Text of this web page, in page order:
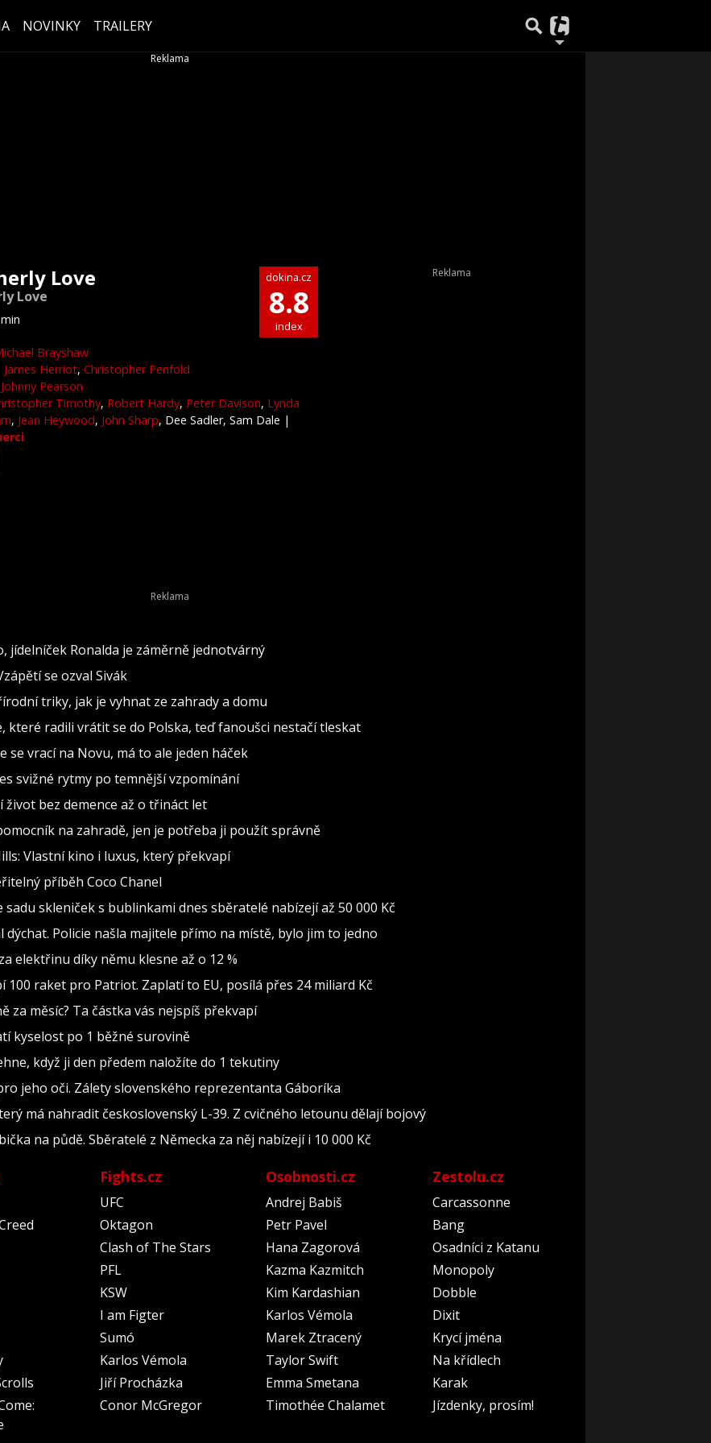
NOVINKY TRAILERY
Love
Love
dokina.cz
8.8
index
Brayshaw
James Herriot, Christopher Penfold
Johnny Pearson
Timothy, Robert Hardy, Peter Davison, Lynda
, Jean Heywood, John Sharp, Dee Sadler, Sam Dale |
jídelníček Ronalda je záměrně jednotvárný
se ozval Sivák
triky, jak je vyhnat ze zahrady a domu
které radili vrátit se do Polska, teď fanoušci nestačí tleskat
se vrací na Novu, má to ale jeden háček
svižné rytmy po temnější vzpomínání
bez demence až o třináct let
na zahradě, jen je potřeba ji použít správně
Vlastní kino i luxus, který překvapí
příběh Coco Chanel
skleniček s bublinkami dnes sběratelé nabízejí až 50 000 Kč
Policie našla majitele přímo na místě, bylo jim to jedno
elektřinu díky němu klesne až o 12 %
raket pro Patriot. Zaplatí to EU, posílá přes 24 miliard Kč
za měsíc? Ta částka vás nejspíš překvapí
kyselost po 1 běžné surovině
když ji den předem naložíte do 1 tekutiny
jeho oči. Zálety slovenského reprezentanta Gáboríka
má nahradit československý L-39. Z cvičného letounu dělají bojový
na půdě. Sběratelé z Německa za něj nabízejí i 10 000 Kč
Fights.cz
UFC
Oktagon
Clash of The Stars
PFL
KSW
I am Figter
Sumó
Karlos Vémola
Jiří Procházka
Conor McGregor
Osobnosti.cz
Andrej Babiš
Petr Pavel
Hana Zagorová
Kazma Kazmitch
Kim Kardashian
Karlos Vémola
Marek Ztracený
Taylor Swift
Emma Smetana
Timothée Chalamet
Zestolu.cz
Carcassonne
Bang
Osadníci z Katanu
Monopoly
Dobble
Dixit
Krycí jména
Na křídlech
Karak
Jízdenky, prosím!